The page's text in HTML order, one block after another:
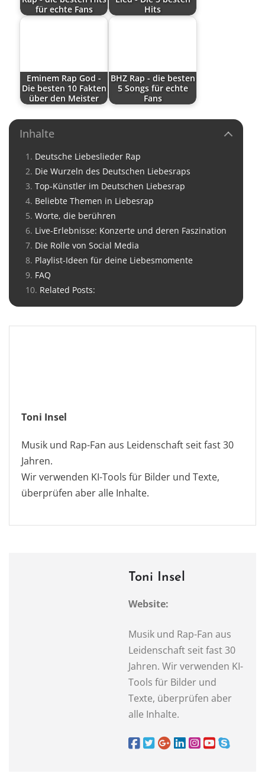
für echte Fans
Hits
Eminem Rap God -
Die besten 10 Fakten
über den Meister
BHZ Rap - die besten
5 Songs für echte
Fans
Inhalte
Deutsche Liebeslieder Rap
Die Wurzeln des Deutschen Liebesraps
Top-Künstler im Deutschen Liebesrap
Beliebte Themen in Liebesrap
Worte, die berühren
Live-Erlebnisse: Konzerte und deren Faszination
Die Rolle von Social Media
Playlist-Ideen für deine Liebesmomente
FAQ
Related Posts:
Toni Insel
Musik und Rap-Fan aus Leidenschaft seit fast 30
Jahren.
Wir verwenden KI-Tools für Bilder und Texte,
überprüfen aber alle Inhalte.
Toni Insel
Website:
Musik und Rap-Fan aus
Leidenschaft seit fast 30
Jahren. Wir verwenden KI-
Tools für Bilder und
Texte, überprüfen aber
alle Inhalte.